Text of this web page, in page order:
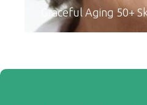
Graceful Aging 50+